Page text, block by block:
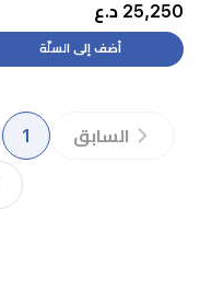
25,250 د.ع
أضف إلى السلّة
السابق 1